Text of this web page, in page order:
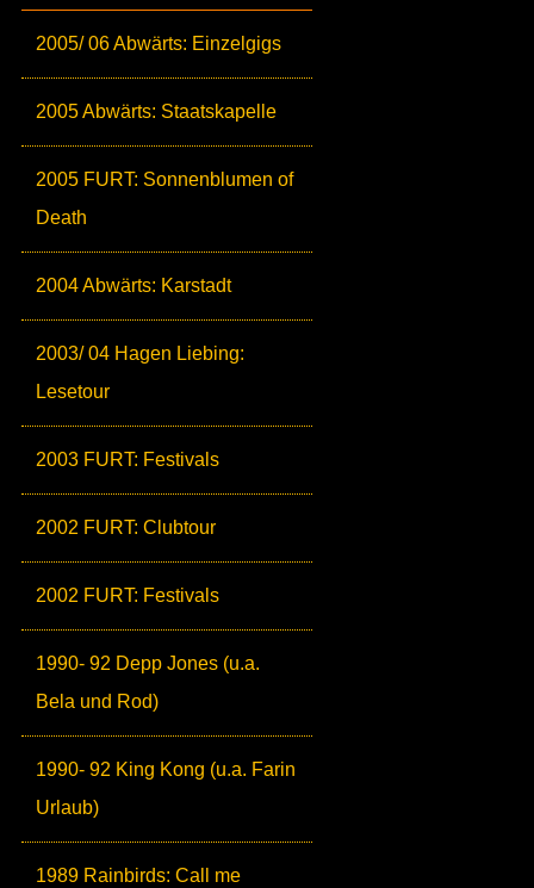
2005/ 06 Abwärts: Einzelgigs
2005 Abwärts: Staatskapelle
2005 FURT: Sonnenblumen of
Death
2004 Abwärts: Karstadt
2003/ 04 Hagen Liebing:
Lesetour
2003 FURT: Festivals
2002 FURT: Clubtour
2002 FURT: Festivals
1990- 92 Depp Jones (u.a.
Bela und Rod)
1990- 92 King Kong (u.a. Farin
Urlaub)
1989 Rainbirds: Call me